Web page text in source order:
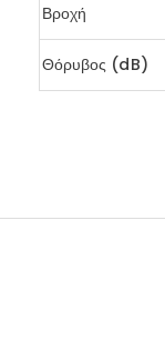
Βροχή
Θόρυβος (dB)